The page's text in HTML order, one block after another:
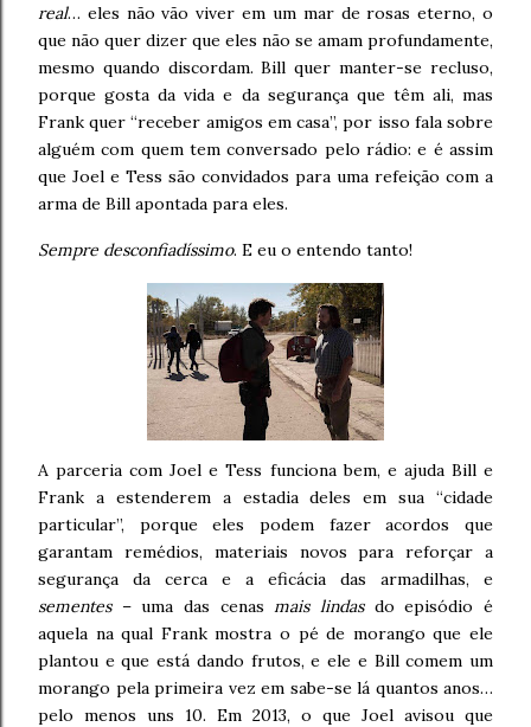
real… eles não vão viver em um mar de rosas eterno, o
que não quer dizer que eles não se amam profundamente,
mesmo quando discordam. Bill quer manter-se recluso,
porque gosta da vida e da segurança que têm ali, mas
Frank quer “receber amigos em casa”, por isso fala sobre
alguém com quem tem conversado pelo rádio: e é assim
que Joel e Tess são convidados para uma refeição com a
arma de Bill apontada para eles.
Sempre desconfiadíssimo. E eu o entendo tanto!
A parceria com Joel e Tess funciona bem, e ajuda Bill e
Frank a estenderem a estadia deles em sua “cidade
particular”, porque eles podem fazer acordos que
garantam remédios, materiais novos para reforçar a
segurança da cerca e a eficácia das armadilhas, e
sementes– uma das cenas mais lindasdo episódio é
aquela na qual Frank mostra o pé de morango que ele
plantou e que está dando frutos, e ele e Bill comem um
morango pela primeira vez em sabe-se lá quantos anos…
pelo menos uns 10. Em 2013, o que Joel avisou que